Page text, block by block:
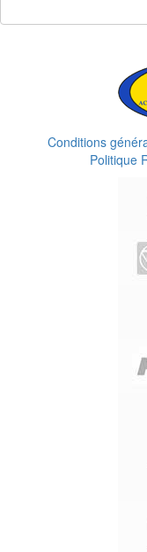
Conditions
Politique